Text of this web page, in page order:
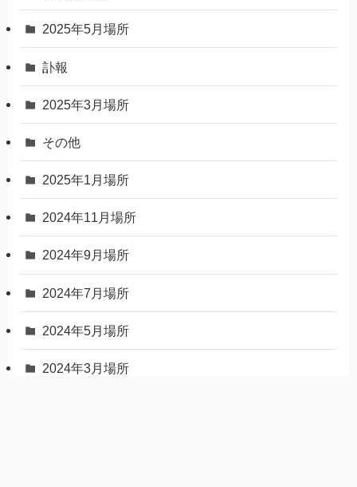
2025年5月場所
訃報
2025年3月場所
その他
2025年1月場所
2024年11月場所
2024年9月場所
2024年7月場所
2024年5月場所
2024年3月場所